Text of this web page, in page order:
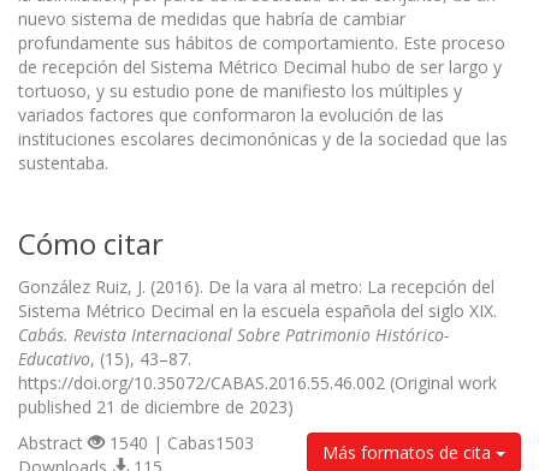
nuevo sistema de medidas que habría de cambiar
profundamente sus hábitos de comportamiento. Este proceso
de recepción del Sistema Métrico Decimal hubo de ser largo y
tortuoso, y su estudio pone de manifiesto los múltiples y
variados factores que conformaron la evolución de las
instituciones escolares decimonónicas y de la sociedad que las
sustentaba.
Cómo citar
González Ruiz, J. (2016). De la vara al metro: La recepción del
Sistema Métrico Decimal en la escuela española del siglo XIX.
Cabás. Revista Internacional Sobre Patrimonio Histórico-
Educativo, (15), 43–87.
https://doi.org/10.35072/CABAS.2016.55.46.002 (Original work
published 21 de diciembre de 2023)
Más formatos de cita
Abstract
1540 | Cabas1503